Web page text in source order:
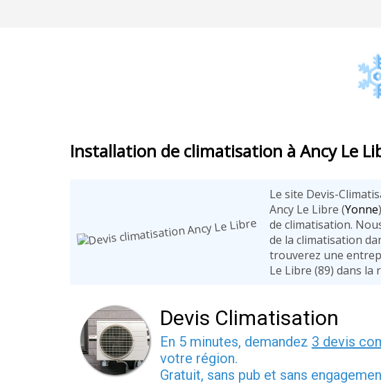
Installation de climatisation à Ancy Le
Le site Devis-
Ancy Le Libre (Yonne
de climatisation.
de la climatisation
trouverez une
Le Libre (89) dans
Devis Climatisation
En 5 minutes, demandez 3 devis
votre région.
Gratuit, sans pub et sans